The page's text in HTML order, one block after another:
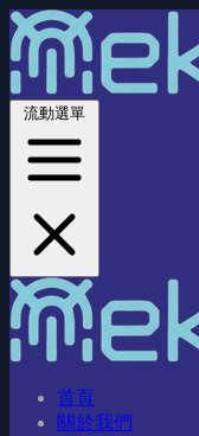
流動選單
首頁
關於我們